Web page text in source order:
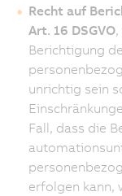
Recht auf
Art. 16 DSGVO
Berichtigung
unrichtig sein
Fall, dass die
erfolgen kann,